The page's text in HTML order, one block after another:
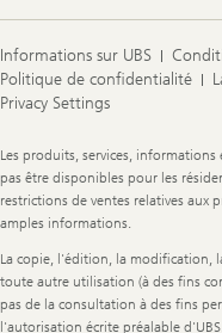
Informations sur UBS
Politique de confidentialité
Privacy Settings
Legal
Information
Les produits, services,
pas être disponibles pour les
restrictions de ventes relatives aux
amples informations.
La copie, l'édition, la modification,
toute autre utilisation (à des fins
pas de la consultation à des fins
l'autorisation écrite préalable